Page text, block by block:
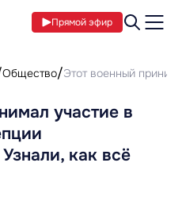
Прямой эфир
Общество Этот военный
участие в
как всё